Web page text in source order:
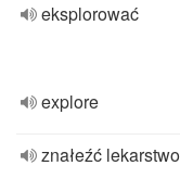
eksplorować
explore
znałeźć lekarstwo